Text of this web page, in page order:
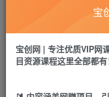
宝币
宝
宝创网 | 专注优质VIP网
目资源课程这里全部都有